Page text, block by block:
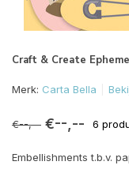
Craft & Create
Merk: Carta Bella
€--,-- €--,-- 6
Embellishments t.b.v.